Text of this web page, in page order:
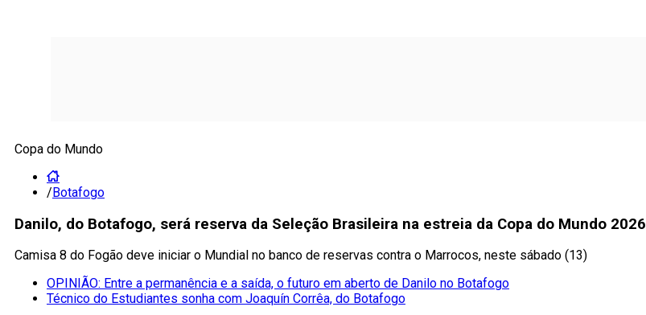
Copa do Mundo
/Botafogo
Danilo, do Botafogo, será reserva da Seleção Brasileira na estreia da Copa do Mundo 2026
Camisa 8 do Fogão deve iniciar o Mundial no banco de reservas contra o Marrocos, neste sábado (13)
OPINIÃO: Entre a permanência e a saída, o futuro em aberto de Danilo no Botafogo
Técnico do Estudiantes sonha com Joaquín Corrêa, do Botafogo